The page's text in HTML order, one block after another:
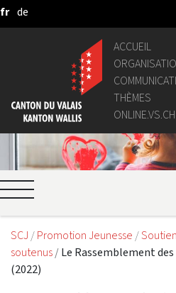
Saut au contenu principal
fr de
ACCUEIL
THÈMES
ONLINE.VS.CH
SCJ Promotion Jeunesse
soutenus
Le Rassemblement
(2022)